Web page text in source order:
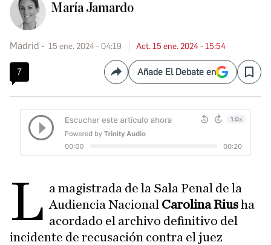
María Jamardo
Madrid 15 ene. 2024 - 04:19 Act. 15 ene. 2024 - 15:54
7 CompartirAñade El Debate en Save
L a magistrada de la Sala Penal de la
Audiencia Nacional Carolina Riusha
acordado el archivo definitivo del
incidente de recusación contra el juez